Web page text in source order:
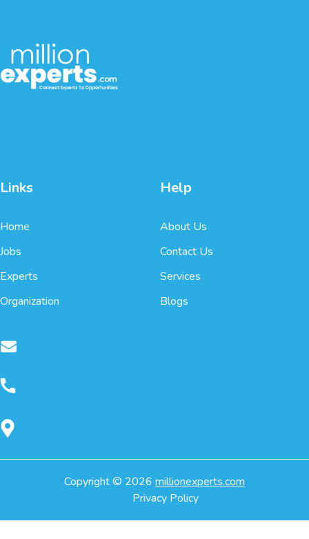
Links
Home
Jobs
Experts
Organization
Help
About Us
Contact Us
Services
Blogs
Copyright © 2026 millionexperts.com
Privacy Policy